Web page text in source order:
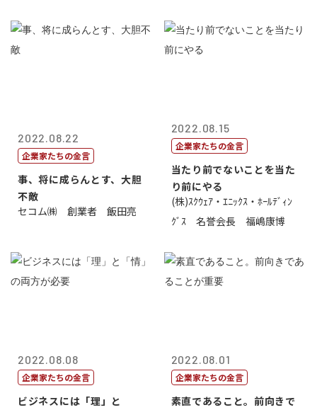
2022.08.22
企業家たちの金言
事、将に成らんとす、大胆
不敵
セコム㈱ 創業者 飯田亮
2022.08.15
企業家たちの金言
当たり前でないことを当た
り前にやる
(株)ｽｸｳｪｱ・ｴﾆｯｸｽ・ﾎｰﾙﾃﾞｨﾝ
ｸﾞｽ 名誉会長 福嶋康博
2022.08.08
企業家たちの金言
ビジネスには「理」と
2022.08.01
企業家たちの金言
素直であること。前向きで